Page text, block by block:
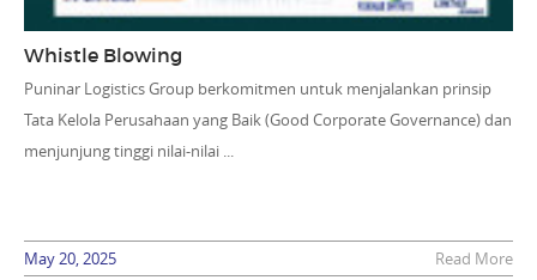
Whistle Blowing
Puninar Logistics Group berkomitmen untuk menjalankan prinsip
Tata Kelola Perusahaan yang Baik (Good Corporate Governance) dan
menjunjung tinggi nilai-nilai ...
May 20, 2025 Read More